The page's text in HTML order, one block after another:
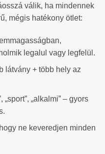
válik, ha mindennek
mégis hatékony ötlet:
legalul vagy legfelül.
látvány + több hely az
„sport”, „alkalmi” – gyors
ne keveredjen minden